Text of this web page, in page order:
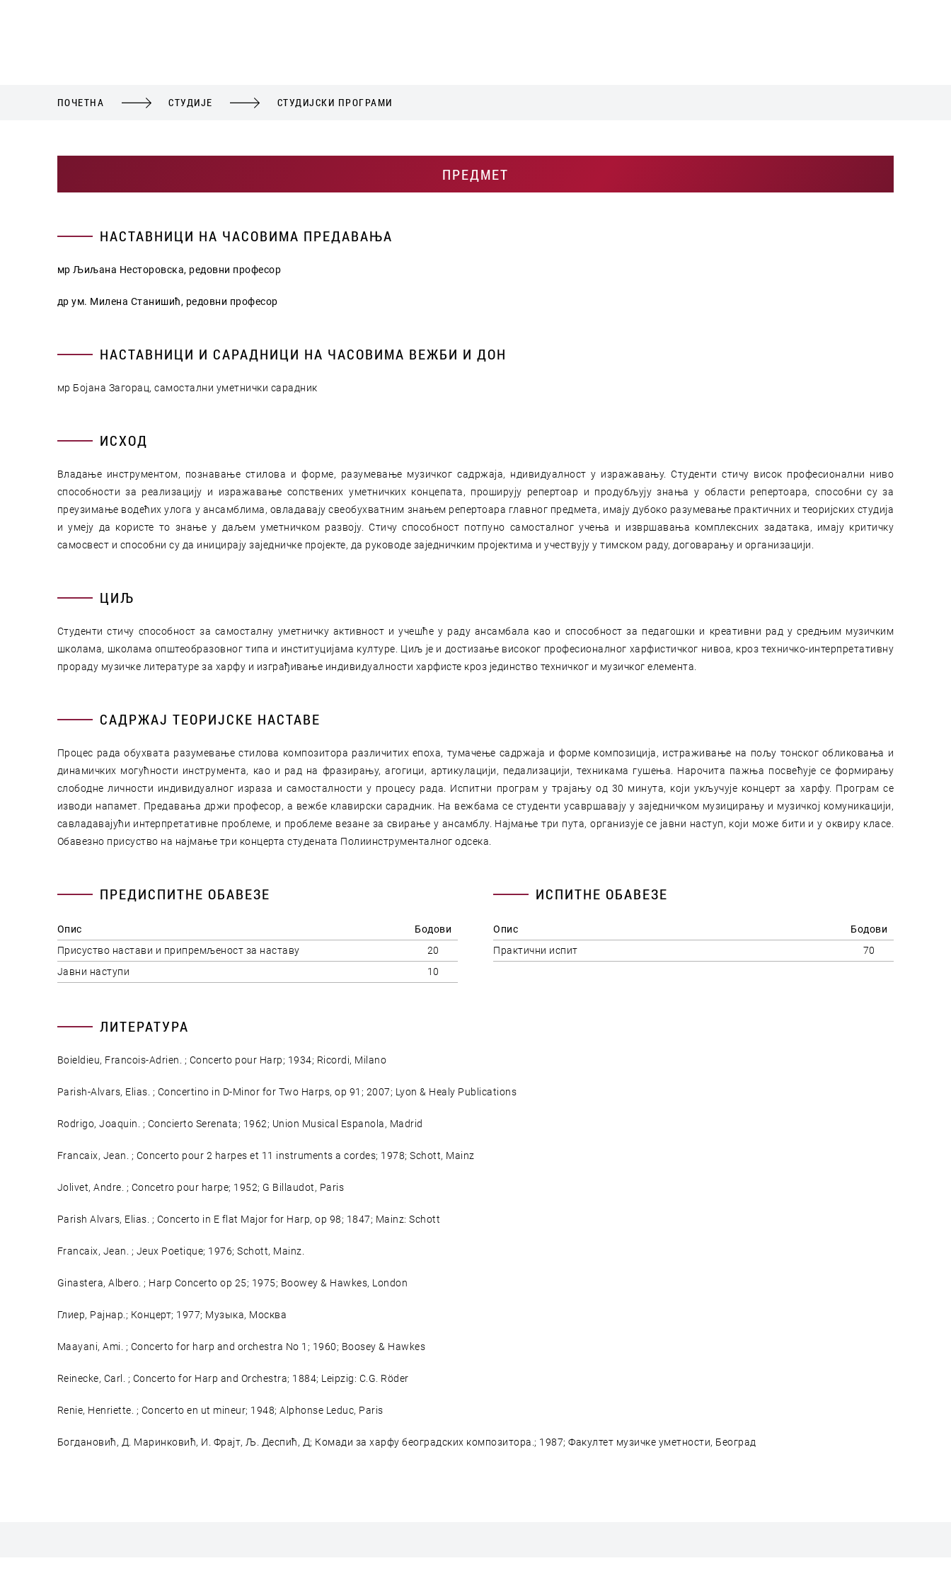
ПОЧЕТНА СТУДИЈЕ СТУДИЈСКИ ПРОГРАМИ
ПРЕДМЕТ
НАСТАВНИЦИ НА ЧАСОВИМА ПРЕДАВАЊА
мр Љиљана Несторовска, редовни професор
др ум. Милена Станишић, редовни професор
НАСТАВНИЦИ И САРАДНИЦИ НА ЧАСОВИМА ВЕЖБИ И ДОН
мр Бојана Загорац, самостални уметнички сарадник
ИСХОД
Владање инструментом, познавање стилова и форме, разумевање музичког садржаја, ндивидуалност у изражавању. Студенти стичу висок професионални ниво
способности за реализацију и изражавање сопствених уметничких концепата, проширују репертоар и продубљују знања у области репертоара, способни су за
преузимање водећих улога у ансамблима, овладавају свеобухватним знањем репертоара главног предмета, имају дубоко разумевање практичних и теоријских студија
и умеју да користе то знање у даљем уметничком развоју. Стичу способност потпуно самосталног учења и извршавања комплексних задатака, имају критичку
самосвест и способни су да иницирају заједничке пројекте, да руководе заједничким пројектима и учествују у тимском раду, договарању и организацији.
ЦИЉ
Студенти стичу способност за самосталну уметничку активност и учешће у раду ансамбала као и способност за педагошки и креативни рад у средњим музичким
школама, школама општеобразовног типа и институцијама културе. Циљ је и достизање високог професионалног харфистичког нивоа, кроз техничко-интерпретативну
прораду музичке литературе за харфу и изграђивање индивидуалности харфисте кроз јединство техничког и музичког елемента.
САДРЖАЈ ТЕОРИЈСКЕ НАСТАВЕ
Процес рада обухвата разумевање стилова композитора различитих епоха, тумачење садржаја и форме композиција, истраживање на пољу тонског обликовања и
динамичких могућности инструмента, као и рад на фразирању, агогици, артикулацији, педализацији, техникама гушења. Нарочита пажња посвећује се формирању
слободне личности индивидуалног израза и самосталности у процесу рада. Испитни програм у трајању од 30 минута, који укључује концерт за харфу. Програм се
изводи напамет. Предавања држи професор, а вежбе клавирски сарадник. На вежбама се студенти усавршавају у заједничком музицирању и музичкој комуникацији,
савладавајући интерпретативне проблеме, и проблеме везане за свирање у ансамблу. Најмање три пута, организује се јавни наступ, који може бити и у оквиру класе.
Обавезно присуство на најмање три концерта студената Полиинструменталног одсека.
ПРЕДИСПИТНЕ ОБАВЕЗЕ
Опис
Бодови
Присуство настави и припремљеност за наставу
20
Јавни наступи
10
ИСПИТНЕ ОБАВЕЗЕ
Опис
Бодови
Практични испит
70
ЛИТЕРАТУРА
Boieldieu, Francois-Adrien. ; Concerto pour Harp; 1934; Ricordi, Milano
Parish-Alvars, Elias. ; Concertino in D-Minor for Two Harps, op 91; 2007; Lyon & Healy Publications
Rodrigo, Joaquin. ; Concierto Serenata; 1962; Union Musical Espanola, Madrid
Francaix, Jean. ; Concerto pour 2 harpes et 11 instruments a cordes; 1978; Schott, Mainz
Jolivet, Andre. ; Concetro pour harpe; 1952; G Billaudot, Paris
Parish Alvars, Elias. ; Concerto in E flat Major for Harp, op 98; 1847; Mainz: Schott
Francaix, Jean. ; Jeux Poetique; 1976; Schott, Mainz.
Ginastera, Albero. ; Harp Concerto op 25; 1975; Boowey & Hawkes, London
Глиер, Рајнар.; Концерт; 1977; Музыка, Москва
Maayani, Ami. ; Concerto for harp and orchestra No 1; 1960; Boosey & Hawkes
Reinecke, Carl. ; Concerto for Harp and Orchestra; 1884; Leipzig: C.G. Röder
Renie, Henriette. ; Concerto en ut mineur; 1948; Alphonse Leduc, Paris
Богдановић, Д. Маринковић, И. Фрајт, Љ. Деспић, Д; Комади за харфу београдских композитора.; 1987; Факултет музичке уметности, Београд